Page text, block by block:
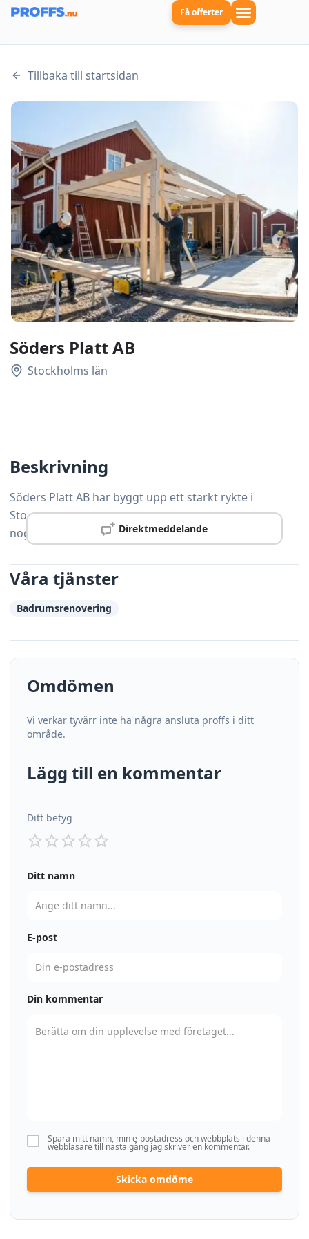
Få offerter
Tillbaka till startsidan
Söders Platt AB
Stockholms län
Direktmeddelande
Beskrivning
Söders Platt AB har byggt upp ett starkt rykte i
Stockholm tack vare gedigen kompetens och
noggrann yrkesskicklighet.
Våra tjänster
Badrumsrenovering
Omdömen
Vi verkar tyvärr inte ha några ansluta proffs i ditt
område.
Lägg till en kommentar
Ditt betyg
Ditt namn
E-post
Din kommentar
Spara mitt namn, min e-postadress och webbplats i denna
webbläsare till nästa gång jag skriver en kommentar.
Skicka omdöme